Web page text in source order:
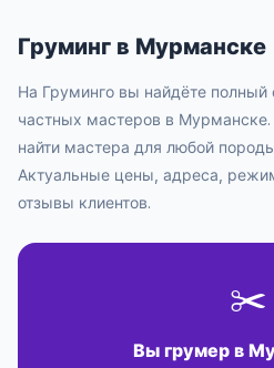
Груминг в Мурманске
На Груминго вы найдёте полный
частных мастеров в Мурманске.
найти мастера для любой
Актуальные цены, адреса,
отзывы клиентов.
✂️
Вы грумер в